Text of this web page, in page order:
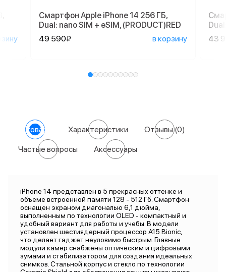
Смартфон Apple iPhone 14 256 ГБ,
Dual: nano SIM + eSIM, (PRODUCT)RED
49 590₽
в корзину
43
О товаре Характеристики Отзывы(0)
Частые вопросы Аксессуары
iPhone 14 представлен в 5 прекрасных оттенке и
объеме встроенной памяти 128 - 512 Гб. Смартфон
оснащен экраном диагональю 6,1 дюйма,
выполненным по технологии OLED - компактный и
удобный вариант для работы и учебы. В модели
установлен шестиядерный процессор А15 Bionic,
что делает гаджет неуловимо быстрым. Главные
модули камер снабжены оптическим и цифровыми
зумами и стабилизатором для создания идеальных
снимков. Стальной корпус и стекло по технологии